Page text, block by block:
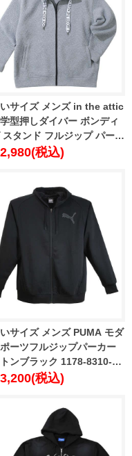
サイズ メンズ in the attic
型押しダイバー ボンディ
スタンド フルジップ パーカ
クグレー 1258-4373-1 3L
税込)
サイズ メンズ PUMA モダ
ーツフルジップパーカー
ンブラック 1178-8310-2
3XL 4XL 5XL
税込)